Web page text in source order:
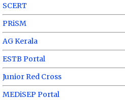
SCERT
PRiSM
AG Kerala
ESTB Portal
Junior Red Cross
MEDiSEP Portal